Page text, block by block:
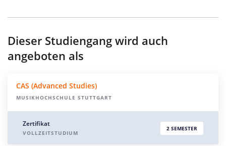
Dieser Studiengang wird auch
angeboten als
CAS (Advanced Studies)
MUSIKHOCHSCHULE STUTTGART
Zertifikat
VOLLZEITSTUDIUM
2 SEMESTER